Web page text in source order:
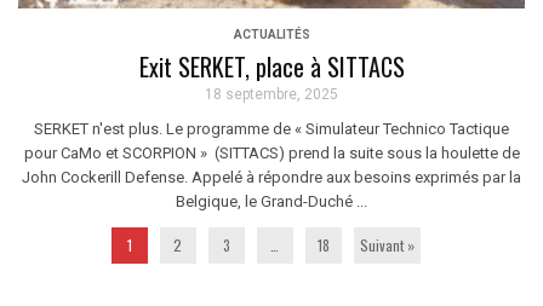
ACTUALITÉS
Exit SERKET, place à SITTACS
18 septembre, 2025
SERKET n'est plus. Le programme de « Simulateur Technico Tactique
pour CaMo et SCORPION » (SITTACS) prend la suite sous la houlette de
John Cockerill Defense. Appelé à répondre aux besoins exprimés par la
Belgique, le Grand-Duché ...
1 2 3 18 Suivant »